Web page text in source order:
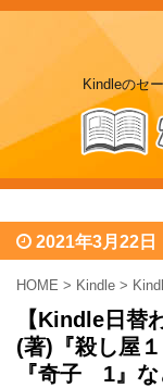
Kindleのセ
2021年3月22日
HOME > Kindle >
【Kindle日替
(著)『殺し屋
『奇子 1』